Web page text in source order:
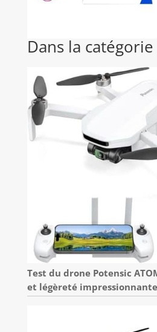
Dans la
Test du drone Potensic
et légèreté